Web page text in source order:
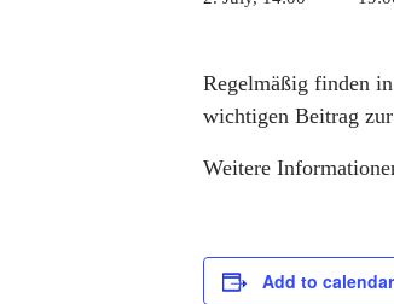
Regelmäßig finden
wichtigen Beitrag
Weitere
Add to calendar